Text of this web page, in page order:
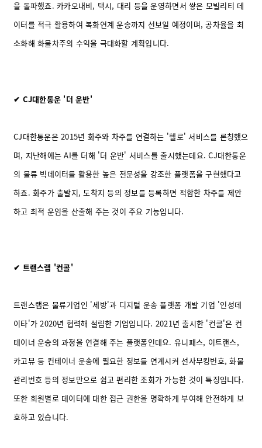
을 돌파했죠. 카카오내비, 택시, 대리 등을 운영하면서 쌓은 모빌리티 데
이터를 적극 활용하여 복화연계 운송까지 선보일 예정이며, 공차율을 최
소화해 화물차주의 수익을 극대화할 계획입니다.
✔ CJ대한통운 '더 운반'
CJ대한통운은 2015년 화주와 차주를 연결하는 '헬로' 서비스를 론칭했으
며, 지난해에는 AI를 더해 '더 운반' 서비스를 출시했는데요. CJ대한통운
의 물류 빅데이터를 활용한 높은 전문성을 강조한 플랫폼을 구현했다고
하죠. 화주가 출발지, 도착지 등의 정보를 등록하면 적합한 차주를 제안
하고 최적 운임을 산출해 주는 것이 주요 기능입니다.
✔ 트랜스랩 '컨콜'
트랜스랩은 물류기업인 '세방'과 디지털 운송 플랫폼 개발 기업 '인성데
이타'가 2020년 협력해 설립한 기업입니다. 2021년 출시한 '컨콜'은 컨
테이너 운송의 과정을 연결해 주는 플랫폼인데요. 유니패스, 이트랜스,
카고뷰 등 컨테이너 운송에 필요한 정보를 연계시켜 선사부킹번호, 화물
관리번호 등의 정보만으로 쉽고 편리한 조회가 가능한 것이 특징입니다.
또한 회원별로 데이터에 대한 접근 권한을 명확하게 부여해 안전하게 보
호하고 있습니다.